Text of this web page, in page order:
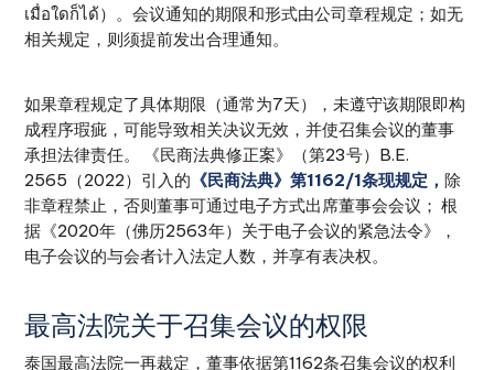
เมื่อใดก็ได้）。会议通知的期限和形式由公司章程规定；如无
相关规定，则须提前发出合理通知。
如果章程规定了具体期限（通常为7天），未遵守该期限即构
成程序瑕疵，可能导致相关决议无效，并使召集会议的董事
承担法律责任。 《民商法典修正案》（第23号）B.E.
2565（2022）引入的 《民商法典》第1162/1条现规定，除
非章程禁止，否则董事可通过电子方式出席董事会会议； 根
据《2020年（佛历2563年）关于电子会议的紧急法令》，
电子会议的与会者计入法定人数，并享有表决权。
最高法院关于召集会议的权限
泰国最高法院一再裁定，董事依据第1162条召集会议的权利